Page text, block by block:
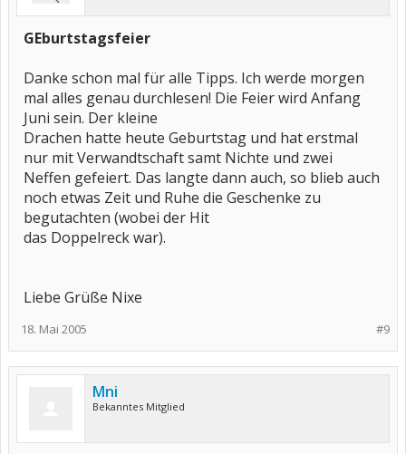
GEburtstagsfeier
Danke schon mal für alle Tipps. Ich werde morgen
mal alles genau durchlesen! Die Feier wird Anfang
Juni sein. Der kleine
Drachen hatte heute Geburtstag und hat erstmal
nur mit Verwandtschaft samt Nichte und zwei
Neffen gefeiert. Das langte dann auch, so blieb auch
noch etwas Zeit und Ruhe die Geschenke zu
begutachten (wobei der Hit
das Doppelreck war).
Liebe Grüße Nixe
#9
18. Mai 2005
Mni
Bekanntes Mitglied